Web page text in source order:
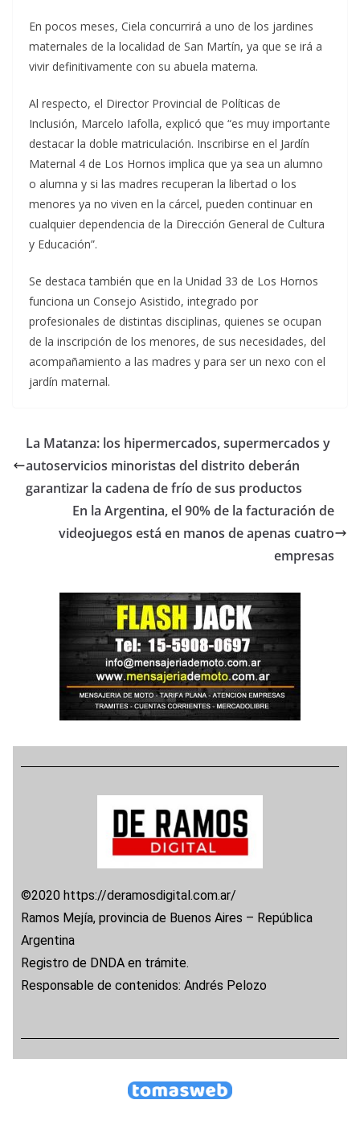
En pocos meses, Ciela concurrirá a uno de los jardines
maternales de la localidad de San Martín, ya que se irá a
vivir definitivamente con su abuela materna.
Al respecto, el Director Provincial de Políticas de
Inclusión, Marcelo Iafolla, explicó que “es muy importante
destacar la doble matriculación. Inscribirse en el Jardín
Maternal 4 de Los Hornos implica que ya sea un alumno
o alumna y si las madres recuperan la libertad o los
menores ya no viven en la cárcel, pueden continuar en
cualquier dependencia de la Dirección General de Cultura
y Educación”.
Se destaca también que en la Unidad 33 de Los Hornos
funciona un Consejo Asistido, integrado por
profesionales de distintas disciplinas, quienes se ocupan
de la inscripción de los menores, de sus necesidades, del
acompañamiento a las madres y para ser un nexo con el
jardín maternal.
La Matanza: los hipermercados, supermercados y
autoservicios minoristas del distrito deberán
garantizar la cadena de frío de sus productos
En la Argentina, el 90% de la facturación de
videojuegos está en manos de apenas cuatro
empresas
©2020 https://deramosdigital.com.ar/
Ramos Mejía, provincia de Buenos Aires – República
Argentina
Registro de DNDA en trámite.
Responsable de contenidos: Andrés Pelozo